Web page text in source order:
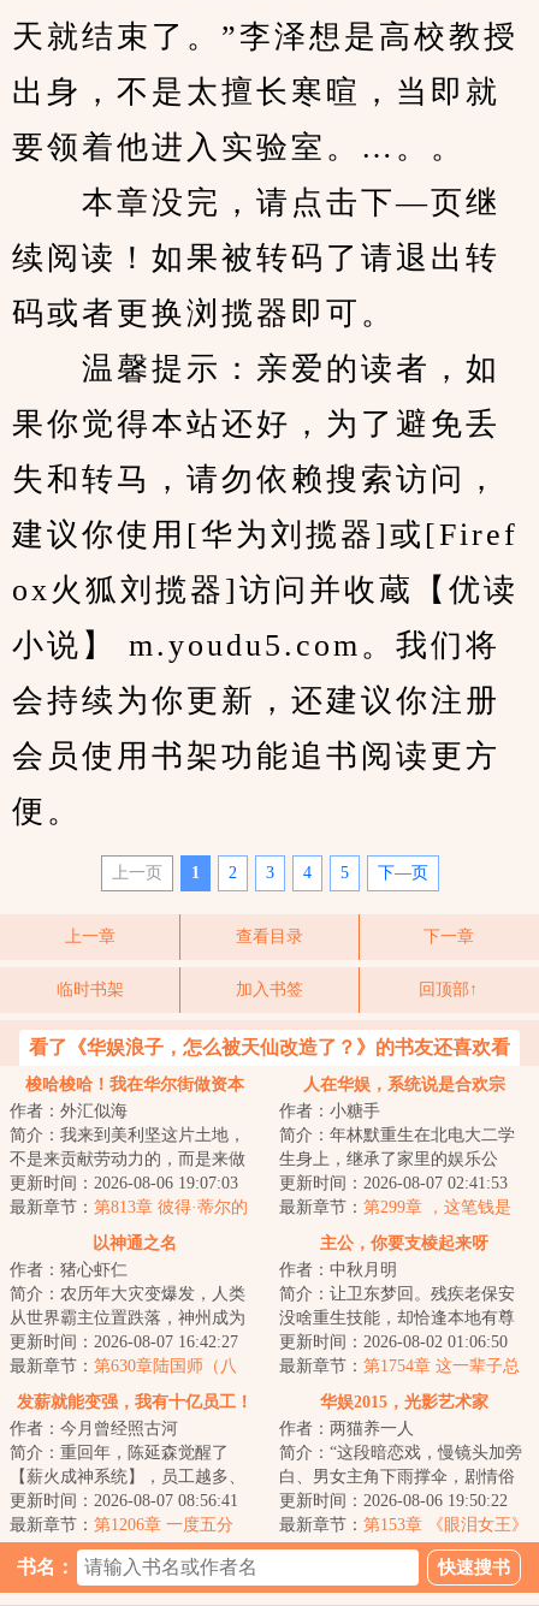
天就结束了。”李泽想是高校教授
出身，不是太擅长寒暄，当即就
要领着他进入实验室。…。。
本章没完，请点击下—页继
续阅读！如果被转码了请退出转
码或者更换浏揽器即可。
温馨提示：亲爱的读者，如
果你觉得本站还好，为了避免丢
失和转马，请勿依赖搜索访问，
建议你使用[华为刘揽器]或[Firef
ox火狐刘揽器]访问并收蔵【优读
小说】 m.youdu5.com。我们将
会持续为你更新，还建议你注册
会员使用书架功能追书阅读更方
便。
上一页 1 2 3 4 5 下—页
上一章 查看目录 下一章
临时书架 加入书签 回顶部↑
看了《华娱浪子，怎么被天仙改造了？》的书友还喜欢看
梭哈梭哈！我在华尔街做资本
作者：外汇似海
简介：我来到美利坚这片土地，
不是来贡献劳动力的，而是来做
资本的。重生年，岁的陆尘跟随
打工人父亲来到...
更新时间：2026-08-06 19:07:03
最新章节： 第813章 彼得·蒂尔的
密报！市场的观点
人在华娱，系统说是合欢宗
作者：小糖手
简介：年林默重生在北电大二学
生身上，继承了家里的娱乐公
司，可激活的系统却跑偏了。
【叮，检测到宿主在...
更新时间：2026-08-07 02:41:53
最新章节： 第299章 ，这笔钱是
有‘大用’的，总之，日后你就知道
以神通之名
作者：猪心虾仁
简介：农历年大灾变爆发，人类
从世界霸主位置跌落，神州成为
人类最后的自留地。年，武侯陆
昭正在接受调查...
更新时间：2026-08-07 16:42:27
最新章节： 第630章陆国师（八
千）
主公，你要支棱起来呀
作者：中秋月明
简介：让卫东梦回。残疾老保安
没啥重生技能，却恰逢本地有尊
通天彻地的超级大神，当然要鞍
前马后，悉心跟...
更新时间：2026-08-02 01:06:50
最新章节： 第1754章 这一辈子总
要为什么拼命
发薪就能变强，我有十亿员工！
作者：今月曾经照古河
简介：重回年，陈延森觉醒了
【薪火成神系统】，员工越多、
工资越高，薪火积累越快，能力
就越强！精神+，...
更新时间：2026-08-07 08:56:41
最新章节： 第1206章 一度五分
钱，电价地板！我想把这个世界
变成一家公司！
华娱2015，光影艺术家
作者：两猫养一人
简介：“这段暗恋戏，慢镜头加旁
白、男女主角下雨撑伞，剧情俗
套，节奏也稀烂。虽然是流量偶
像片剧，手艺...
更新时间：2026-08-06 19:50:22
最新章节： 第153章 《眼泪女王》
爆火亚洲，船妹旧视频被扒！
书名：